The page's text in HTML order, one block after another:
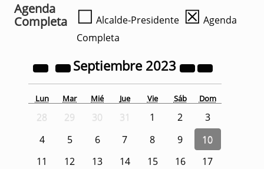
Agenda
Completa
☐ Alcalde-Presidente ☒ Agenda
Completa
Septiembre 2023
Lun Mar Mié Jue Vie Sáb Dom
28 29 30 31 1 2
3
4
5 6 7 8 9
10
11
12 13 14 15 16
17